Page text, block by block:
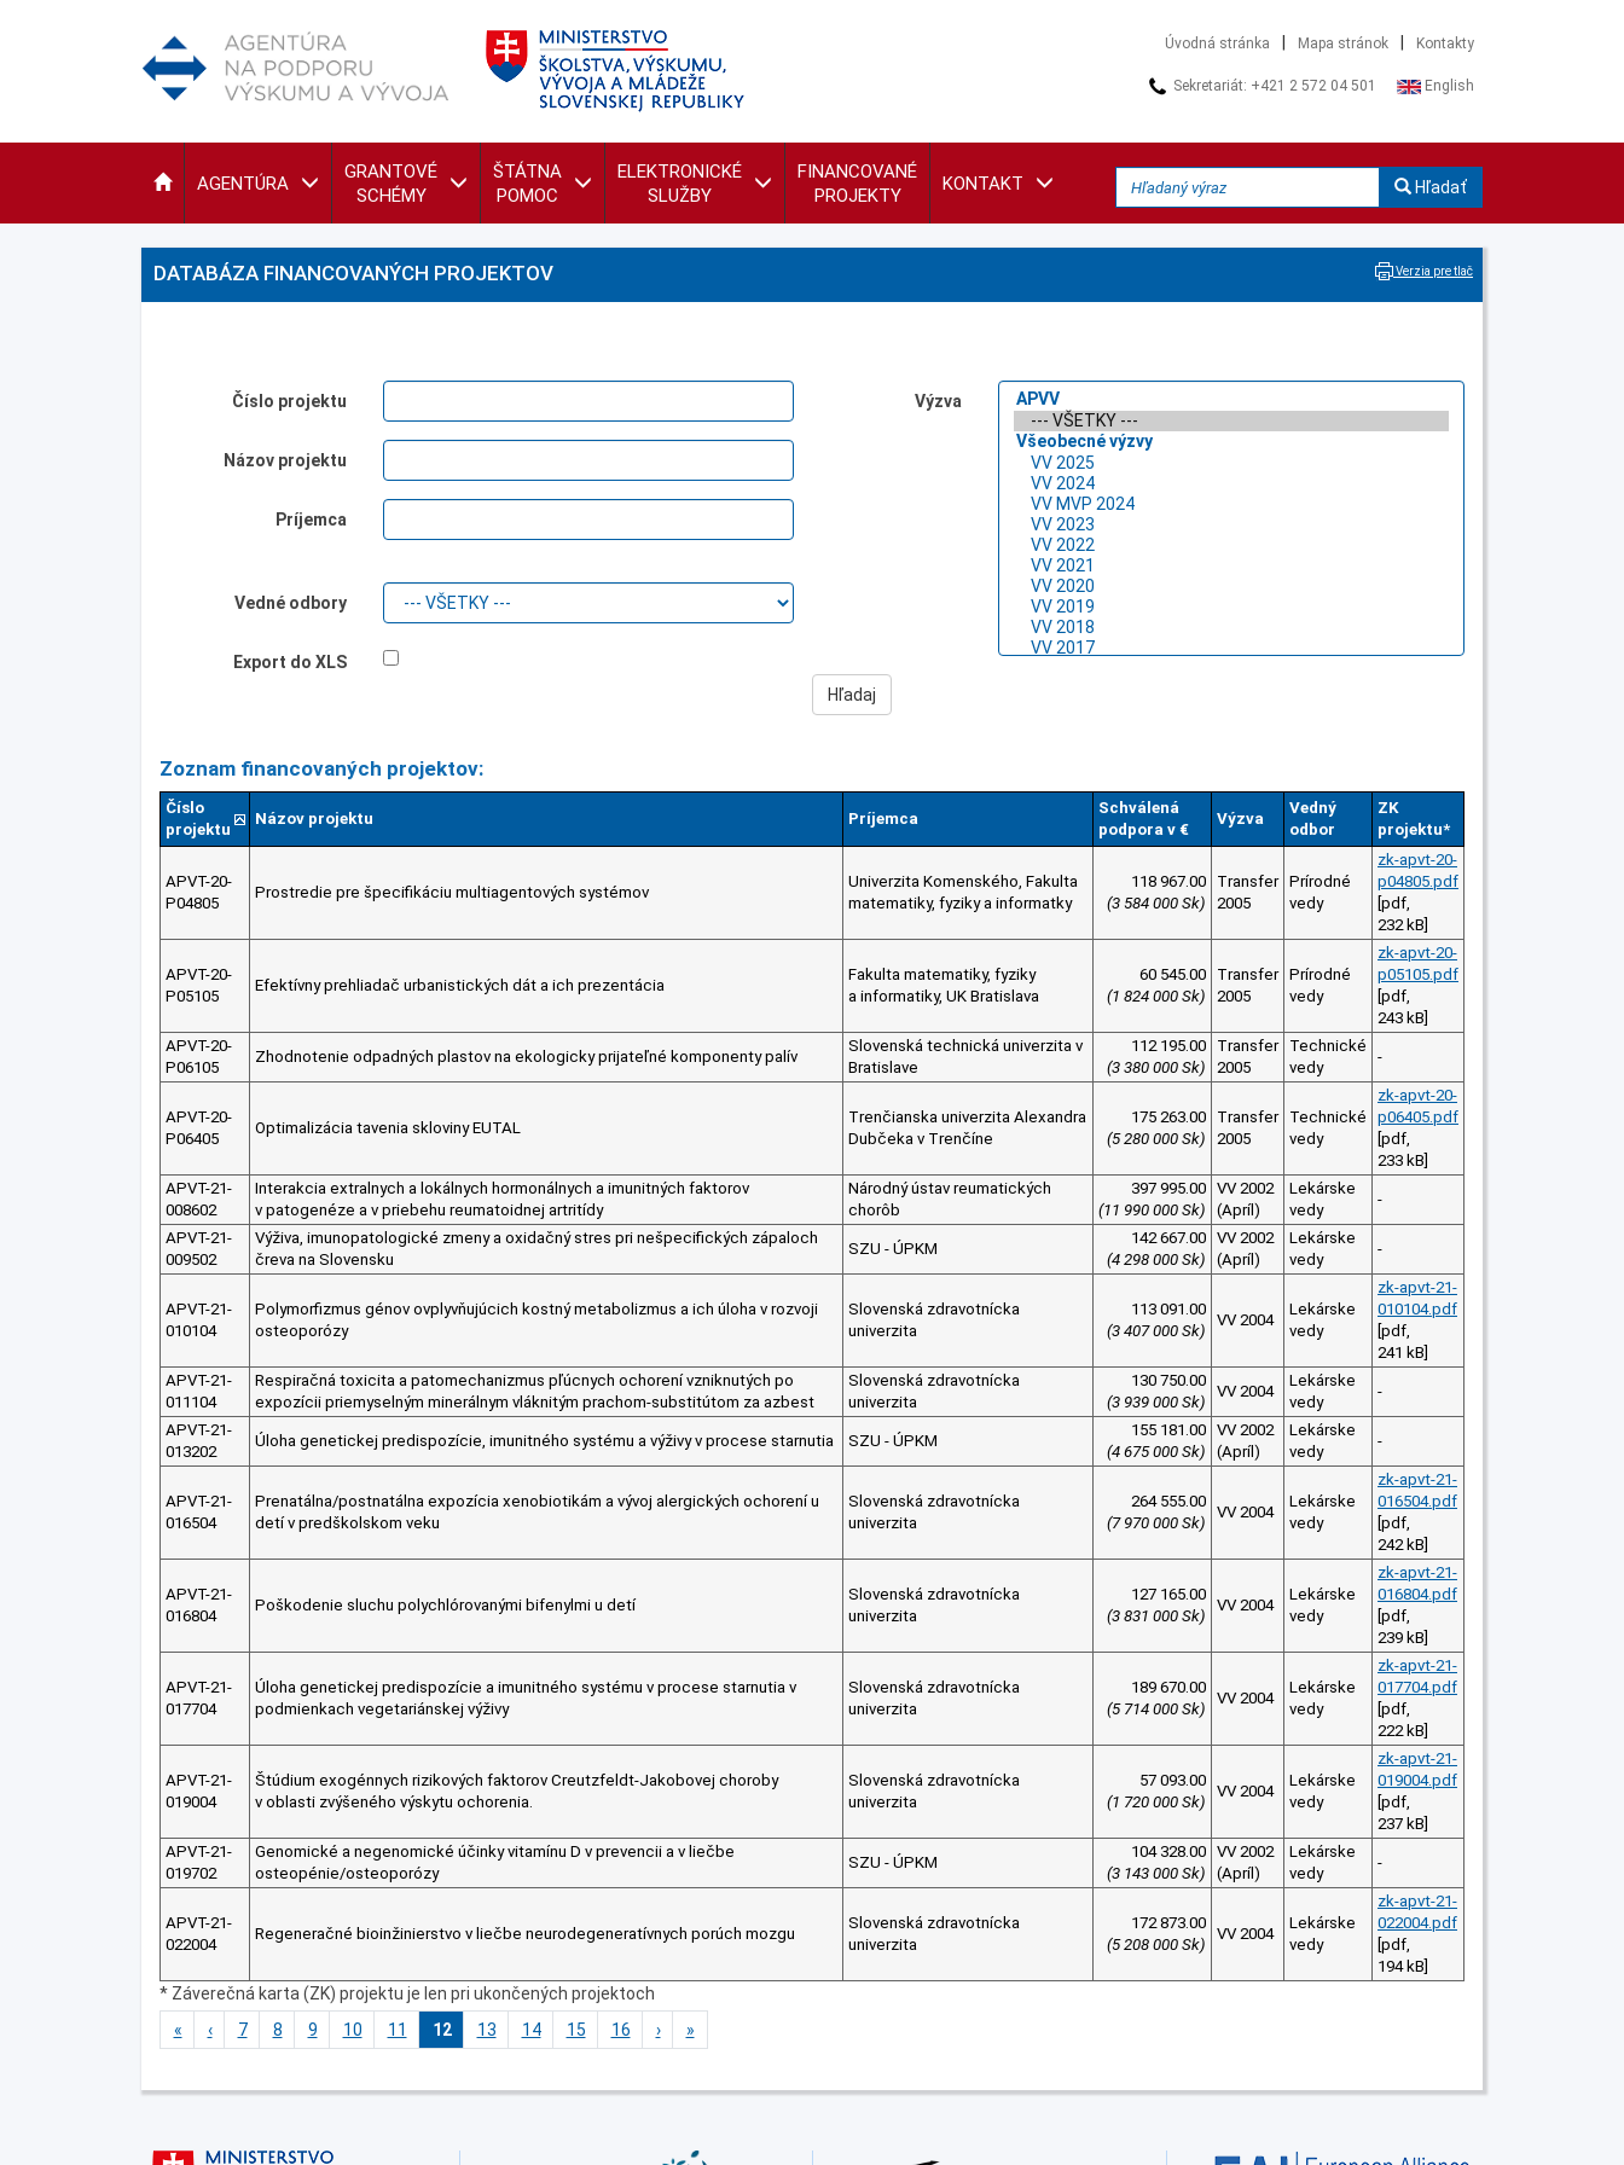
Úvodná stránka Mapa stránok Kontakty
Sekretariát: +421 2 572 04 501 English
AGENTÚRA
GRANTOVÉ
SCHÉMY
ŠTÁTNA
POMOC
ELEKTRONICKÉ
SLUŽBY
FINANCOVANÉ
PROJEKTY
KONTAKT Hľadať
DATABÁZA FINANCOVANÝCH PROJEKTOV Verzia pre tlač
Číslo projektu
Názov projektu
Príjemca
Vedné odbory
Export do XLS
Výzva
Zoznam financovaných projektov:
Číslo
projektu
Názov projektu Príjemca
Schválená
podpora v €
Výzva
Vedný
odbor
ZK
projektu*
APVT-20-
P04805
Prostredie pre špecifikáciu multiagentových systémov
Univerzita Komenského, Fakulta
matematiky, fyziky a informatky
118 967.00
(3 584 000 Sk)
Transfer
2005
Prírodné
vedy
zk-apvt-20-
p04805.pdf
[pdf,
232 kB]
APVT-20-
P05105
Efektívny prehliadač urbanistických dát a ich prezentácia
Fakulta matematiky, fyziky
a informatiky, UK Bratislava
60 545.00
(1 824 000 Sk)
Transfer
2005
Prírodné
vedy
zk-apvt-20-
p05105.pdf
[pdf,
243 kB]
APVT-20-
P06105
Zhodnotenie odpadných plastov na ekologicky prijateľné komponenty palív
Slovenská technická univerzita v
Bratislave
112 195.00
(3 380 000 Sk)
Transfer
2005
Technické
vedy
-
APVT-20-
P06405
Optimalizácia tavenia skloviny EUTAL
Trenčianska univerzita Alexandra
Dubčeka v Trenčíne
175 263.00
(5 280 000 Sk)
Transfer
2005
Technické
vedy
zk-apvt-20-
p06405.pdf
[pdf,
233 kB]
APVT-21-
008602
Interakcia extralnych a lokálnych hormonálnych a imunitných faktorov
v patogenéze a v priebehu reumatoidnej artritídy
Národný ústav reumatických
chorôb
397 995.00
(11 990 000 Sk)
VV 2002
(Apríl)
Lekárske
vedy
-
APVT-21-
009502
Výživa, imunopatologické zmeny a oxidačný stres pri nešpecifických zápaloch
čreva na Slovensku
SZU - ÚPKM
142 667.00
(4 298 000 Sk)
VV 2002
(Apríl)
Lekárske
vedy
-
APVT-21-
010104
Polymorfizmus génov ovplyvňujúcich kostný metabolizmus a ich úloha v rozvoji
osteoporózy
Slovenská zdravotnícka
univerzita
113 091.00
(3 407 000 Sk)
VV 2004
Lekárske
vedy
zk-apvt-21-
010104.pdf
[pdf,
241 kB]
APVT-21-
011104
Respiračná toxicita a patomechanizmus pľúcnych ochorení vzniknutých po
expozícii priemyselným minerálnym vláknitým prachom-substitútom za azbest
Slovenská zdravotnícka
univerzita
130 750.00
(3 939 000 Sk)
VV 2004
Lekárske
vedy
-
APVT-21-
013202
Úloha genetickej predispozície, imunitného systému a výživy v procese starnutia SZU - ÚPKM
155 181.00
(4 675 000 Sk)
VV 2002
(Apríl)
Lekárske
vedy
-
APVT-21-
016504
Prenatálna/postnatálna expozícia xenobiotikám a vývoj alergických ochorení u
detí v predškolskom veku
Slovenská zdravotnícka
univerzita
264 555.00
(7 970 000 Sk)
VV 2004
Lekárske
vedy
zk-apvt-21-
016504.pdf
[pdf,
242 kB]
APVT-21-
016804
Poškodenie sluchu polychlórovanými bifenylmi u detí
Slovenská zdravotnícka
univerzita
127 165.00
(3 831 000 Sk)
VV 2004
Lekárske
vedy
zk-apvt-21-
016804.pdf
[pdf,
239 kB]
APVT-21-
017704
Úloha genetickej predispozície a imunitného systému v procese starnutia v
podmienkach vegetariánskej výživy
Slovenská zdravotnícka
univerzita
189 670.00
(5 714 000 Sk)
VV 2004
Lekárske
vedy
zk-apvt-21-
017704.pdf
[pdf,
222 kB]
APVT-21-
019004
Štúdium exogénnych rizikových faktorov Creutzfeldt-Jakobovej choroby
v oblasti zvýšeného výskytu ochorenia.
Slovenská zdravotnícka
univerzita
57 093.00
(1 720 000 Sk)
VV 2004
Lekárske
vedy
zk-apvt-21-
019004.pdf
[pdf,
237 kB]
APVT-21-
019702
Genomické a negenomické účinky vitamínu D v prevencii a v liečbe
osteopénie/osteoporózy
SZU - ÚPKM
104 328.00
(3 143 000 Sk)
VV 2002
(Apríl)
Lekárske
vedy
-
APVT-21-
022004
Regeneračné bioinžinierstvo v liečbe neurodegeneratívnych porúch mozgu
Slovenská zdravotnícka
univerzita
172 873.00
(5 208 000 Sk)
VV 2004
Lekárske
vedy
zk-apvt-21-
022004.pdf
[pdf,
194 kB]
* Záverečná karta (ZK) projektu je len pri ukončených projektoch
«
‹ 7 8 9 10 11 12 13 14 15 16 › »